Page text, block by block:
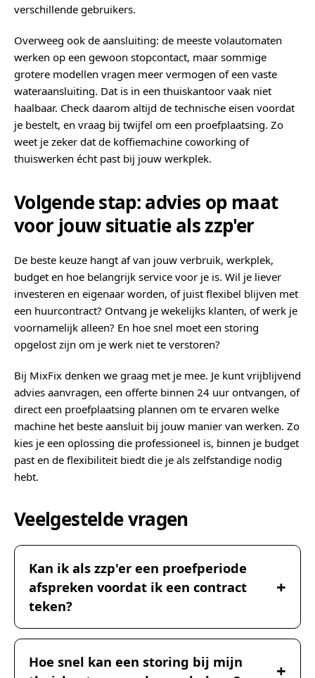
verschillende gebruikers.
Overweeg ook de aansluiting: de meeste volautomaten
werken op een gewoon stopcontact, maar sommige
grotere modellen vragen meer vermogen of een vaste
wateraansluiting. Dat is in een thuiskantoor vaak niet
haalbaar. Check daarom altijd de technische eisen voordat
je bestelt, en vraag bij twijfel om een proefplaatsing. Zo
weet je zeker dat de koffiemachine coworking of
thuiswerken écht past bij jouw werkplek.
Volgende stap: advies op maat
voor jouw situatie als zzp'er
De beste keuze hangt af van jouw verbruik, werkplek,
budget en hoe belangrijk service voor je is. Wil je liever
investeren en eigenaar worden, of juist flexibel blijven met
een huurcontract? Ontvang je wekelijks klanten, of werk je
voornamelijk alleen? En hoe snel moet een storing
opgelost zijn om je werk niet te verstoren?
Bij MixFix denken we graag met je mee. Je kunt vrijblijvend
advies aanvragen, een offerte binnen 24 uur ontvangen, of
direct een proefplaatsing plannen om te ervaren welke
machine het beste aansluit bij jouw manier van werken. Zo
kies je een oplossing die professioneel is, binnen je budget
past en de flexibiliteit biedt die je als zelfstandige nodig
hebt.
Veelgestelde vragen
Kan ik als zzp'er een proefperiode
afspreken voordat ik een contract
teken?
Hoe snel kan een storing bij mijn